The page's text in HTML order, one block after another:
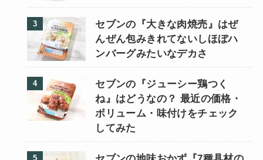
セブンの『大きな肉焼売』はぜ
んぜん包みきれてないしほぼハ
ンバーグみたいなデカさ
セブンの『ジューシー鶏つく
ね』はどうなの？ 最近の価格・
ボリューム・味付けをチェック
してみた